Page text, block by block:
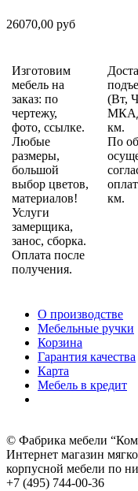
26070,00 руб
Изготовим
мебель на
заказ: по
чертежу,
фото, ссылке.
Любые
размеры,
большой
выбор цветов,
материалов!
Услуги
замерщика,
занос, сборка.
Оплата после
получения.
(Вт,
МКАД
км.
По
км.
О производстве
Мебельные ручки
Корзина
Гарантия качества
Карта
Мебель в кредит
© Фабрика мебели
Интернет магазин
корпусной мебели по
+7 (495) 744-00-36